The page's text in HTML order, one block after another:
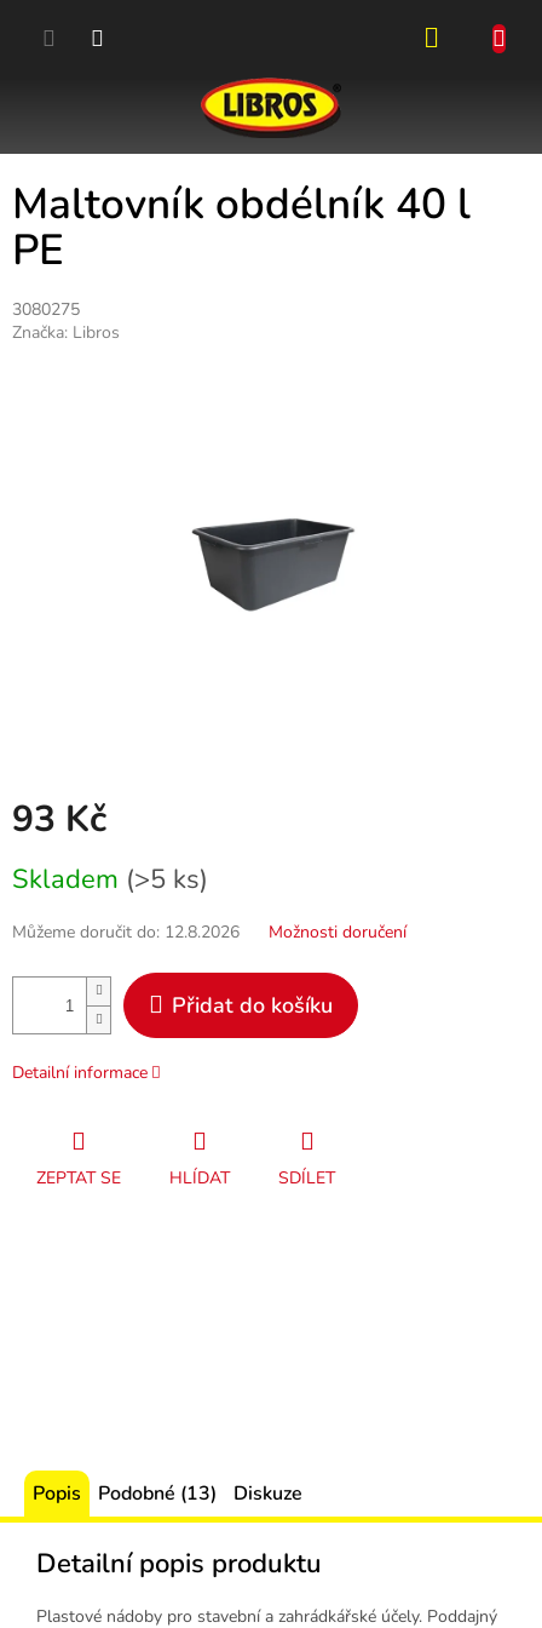
Maltovník obdélník 40 l
PE
3080275
Značka: Libros
93 Kč
cena:
Skladem (>5 ks)
Můžeme doručit do: 12.8.2026 Možnosti doručení
Přidat do košíku
Detailní informace
ZEPTAT SE HLÍDAT SDÍLET
Popis Podobné (13) Diskuze
Detailní popis produktu
Plastové nádoby pro stavební a zahrádkářské účely. Poddajný